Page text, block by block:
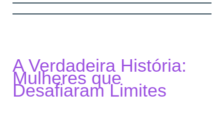
A Verdadeira História:
Mulheres que
Desafiaram Limites